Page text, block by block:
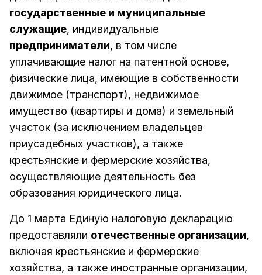
государственные и муниципальные
служащие, индивидуальные
предприниматели, в том числе
уплачивающие налог на патентной основе,
физические лица, имеющие в собственности
движимое (транспорт), недвижимое
имущество (квартиры и дома) и земельный
участок (за исключением владельцев
приусадебных участков), а также
крестьянские и фермерские хозяйства,
осуществляющие деятельность без
образования юридического лица.
До 1 марта Единую налоговую декларацию
предоставляли отечественные организации,
включая крестьянские и фермерские
хозяйства, а также иностранные организации,